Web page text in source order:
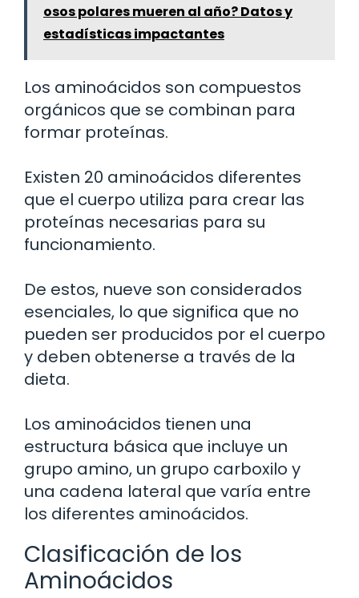
osos polares mueren al año? Datos y
estadísticas impactantes
Los aminoácidos son compuestos
orgánicos que se combinan para
formar proteínas.
Existen 20 aminoácidos diferentes
que el cuerpo utiliza para crear las
proteínas necesarias para su
funcionamiento.
De estos, nueve son considerados
esenciales, lo que significa que no
pueden ser producidos por el cuerpo
y deben obtenerse a través de la
dieta.
Los aminoácidos tienen una
estructura básica que incluye un
grupo amino, un grupo carboxilo y
una cadena lateral que varía entre
los diferentes aminoácidos.
Clasificación de los
Aminoácidos